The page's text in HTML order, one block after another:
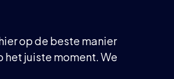
op de beste manier
het juiste moment. We